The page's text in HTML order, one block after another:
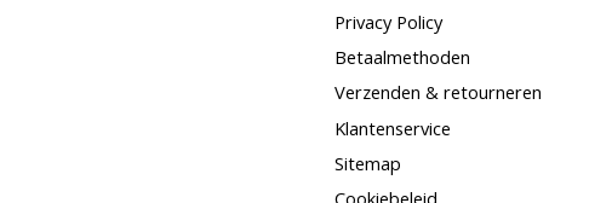
Privacy Policy
Betaalmethoden
Verzenden & retourneren
Klantenservice
Sitemap
Cookiebeleid